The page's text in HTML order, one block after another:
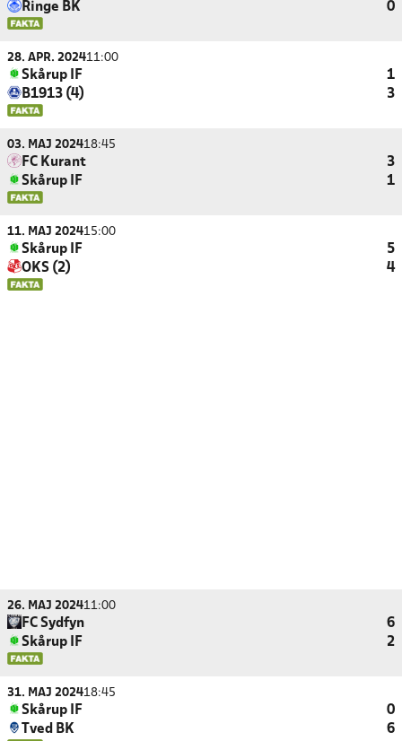
Ringe BK
0
28. APR. 202411:00
Skårup IF
1
B1913 (4)
3
03. MAJ 202418:45
FC Kurant
3
Skårup IF
1
11. MAJ 202415:00
Skårup IF
5
OKS (2)
4
26. MAJ 202411:00
FC Sydfyn
6
Skårup IF
2
31. MAJ 202418:45
Skårup IF
0
Tved BK
6